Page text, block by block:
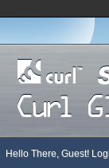
Hello There, Guest!